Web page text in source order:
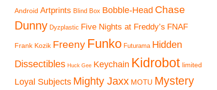
Android Artprints Blind Box Bobble-Head Chase
Dunny Dyzplastic Five Nights at Freddy’s FNAF
Frank Kozik Freeny Funko Futurama Hidden
Dissectibles Huck Gee Keychain Kidrobot limited
Loyal Subjects Mighty Jaxx MOTU Mystery